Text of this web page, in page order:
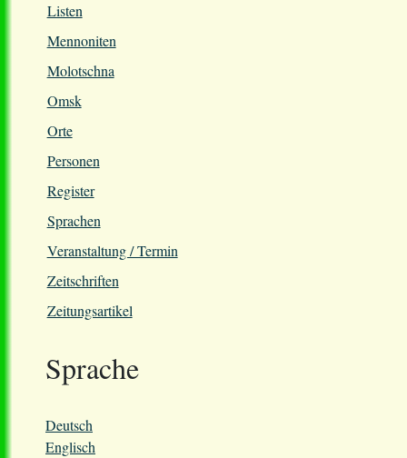
Listen
Mennoniten
Molotschna
Omsk
Orte
Personen
Register
Sprachen
Veranstaltung / Termin
Zeitschriften
Zeitungsartikel
Sprache
Deutsch
Englisch